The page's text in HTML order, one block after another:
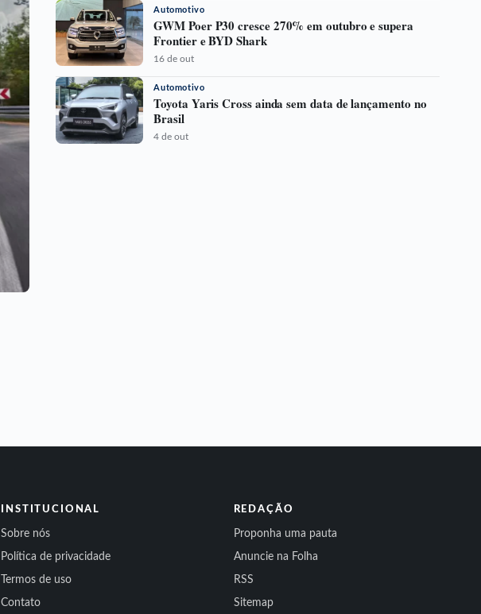
Automotivo
GWM Poer P30 cresce 270% em outubro e supera
Frontier e BYD Shark
16 de out
Automotivo
Toyota Yaris Cross ainda sem data de lançamento no
Brasil
4 de out
INSTITUCIONAL
Sobre nós
Política de privacidade
Termos de uso
Contato
REDAÇÃO
Proponha uma pauta
Anuncie na Folha
RSS
Sitemap